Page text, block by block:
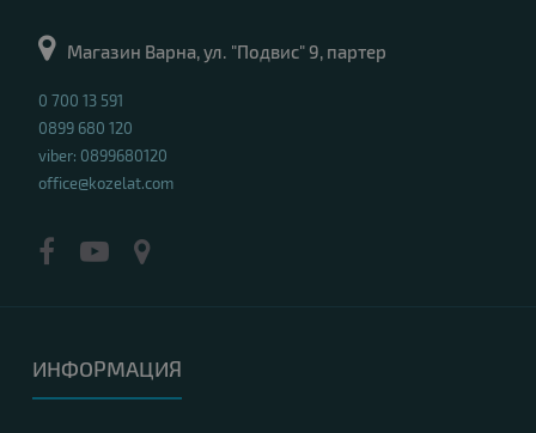
Магазин Варна, ул. "Подвис" 9, партер
0 700 13 591
0899 680 120
viber: 0899680120
office@kozelat.com
ИНФОРМАЦИЯ